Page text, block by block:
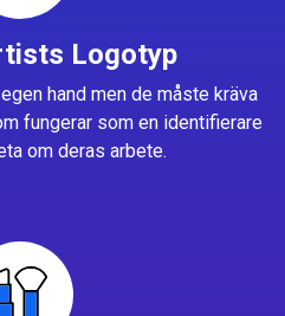
Logotyp
hand men de måste kräva
fungerar som en identifierare
om deras arbete.